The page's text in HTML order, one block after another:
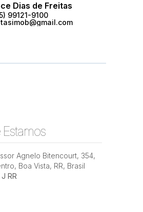
Dias de Freitas
99121-9100
Agnelo Bitencourt, 354,
, Boa Vista, RR, Brasil
RR